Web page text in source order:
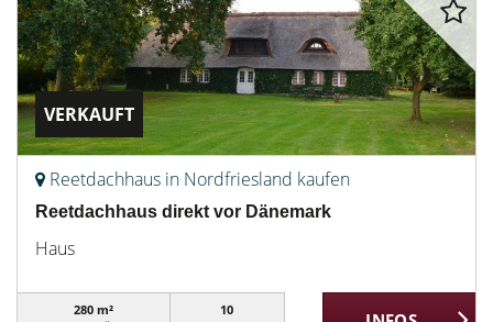
VERKAUFT
Reetdachhaus in Nordfriesland kaufen
Reetdachhaus direkt vor Dänemark
Haus
280 m²
10